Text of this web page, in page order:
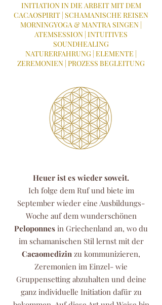
INITIATION IN DIE ARBEIT MIT DEM
CACAOSPIRIT | SCHAMANISCHE REISEN
MORNINGYOGA & MANTRA SINGEN |
ATEMSESSION | INTUITIVES
SOUNDHEALING
NATURERFAHRUNG | ELEMENTE |
ZEREMONIEN | PROZESS BEGLEITUNG
Heuer ist es wieder soweit.
Ich folge dem Ruf und biete im
September wieder eine Ausbildungs-
Woche auf dem wunderschönen
Peloponnes in Griechenland an, wo du
im schamanischen Stil lernst mit der
Cacaomedizin zu kommunizieren,
Zeremonien im Einzel- wie
Gruppensetting abzuhalten und deine
ganz individuelle Initiation dafür zu